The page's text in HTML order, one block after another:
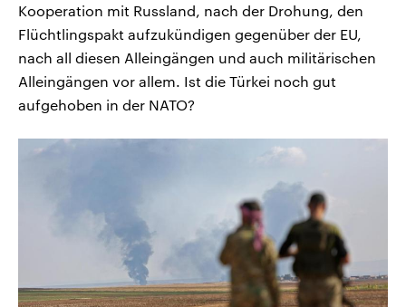
Kooperation mit Russland, nach der Drohung, den
Flüchtlingspakt aufzukündigen gegenüber der EU,
nach all diesen Alleingängen und auch militärischen
Alleingängen vor allem. Ist die Türkei noch gut
aufgehoben in der NATO?